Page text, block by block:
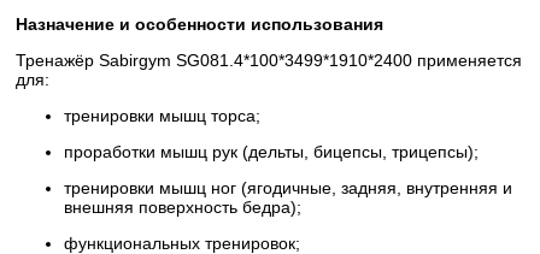
Назначение и особенности использования
Тренажёр Sabirgym SG081.4*100*3499*1910*2400 применяется
для:
тренировки мышц торса;
проработки мышц рук (дельты, бицепсы, трицепсы);
тренировки мышц ног (ягодичные, задняя, внутренняя и
внешняя поверхность бедра);
функциональных тренировок;